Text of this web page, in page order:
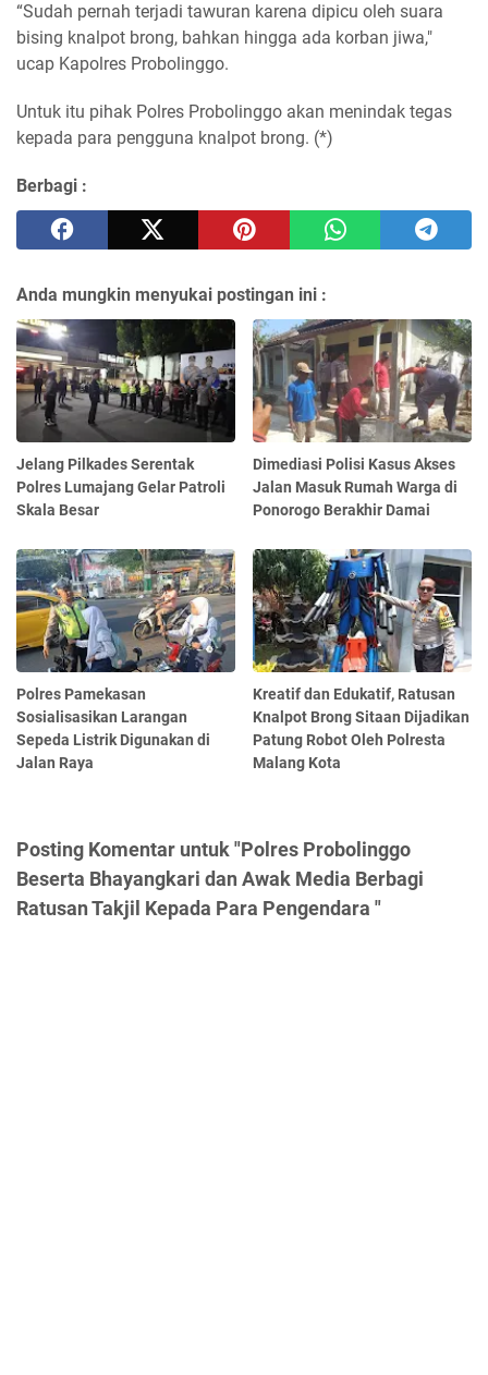
“Sudah pernah terjadi tawuran karena dipicu oleh suara
bising knalpot brong, bahkan hingga ada korban jiwa,"
ucap Kapolres Probolinggo.
Untuk itu pihak Polres Probolinggo akan menindak tegas
kepada para pengguna knalpot brong. (*)
Berbagi :
Anda mungkin menyukai postingan ini :
Jelang Pilkades Serentak
Polres Lumajang Gelar Patroli
Skala Besar
Dimediasi Polisi Kasus Akses
Jalan Masuk Rumah Warga di
Ponorogo Berakhir Damai
Polres Pamekasan
Sosialisasikan Larangan
Sepeda Listrik Digunakan di
Jalan Raya
Kreatif dan Edukatif, Ratusan
Knalpot Brong Sitaan Dijadikan
Patung Robot Oleh Polresta
Malang Kota
Posting Komentar untuk "Polres Probolinggo
Beserta Bhayangkari dan Awak Media Berbagi
Ratusan Takjil Kepada Para Pengendara "